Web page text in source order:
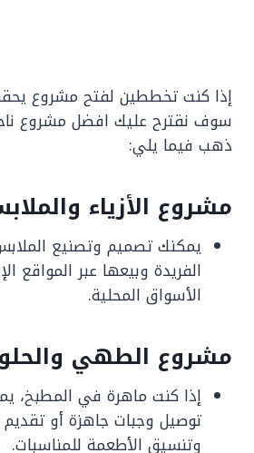
إذا كنت تخططين لفتح مشروع
سوف نقترح عليك افضل مشروع
ذهب فيما يلي:
مشروع الأزياء
يمكنك تصميم وتصنيع
الفريدة وبيعها عبر المواقع
الأسواق المحلية.
مشروع الطهي
إذا كنت ماهرة في المطبخ،
توصيل وجبات جاهزة أو
وتنسيق الأطعمة للمناسبات.